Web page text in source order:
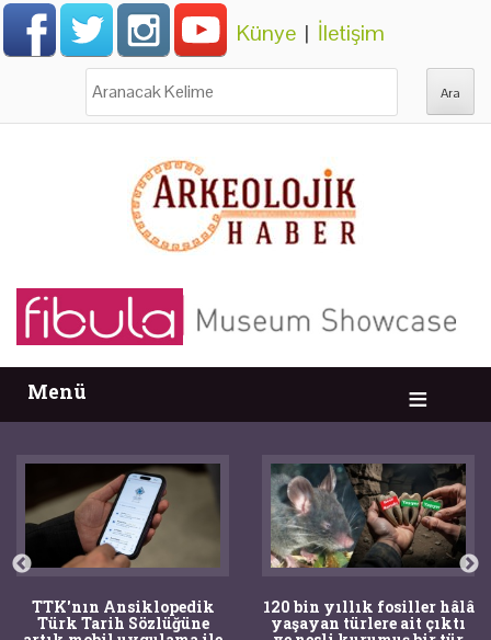
Künye | İletişim
Menü
TTK'nın Ansiklopedik
Türk Tarih Sözlüğüne
120 bin yıllık fosiller hâlâ
yaşayan türlere ait çıktı